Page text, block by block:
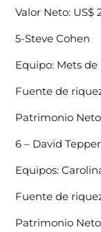
Valor Neto: US$
5-Steve Cohen
Equipo: Mets de
Fuente de
Patrimonio
6 – David
Equipos:
Fuente de
Patrimonio